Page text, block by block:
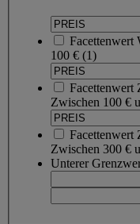
Facettenwert
100 € (1)
Facettenwert
Zwischen 100 €
Facettenwert
Zwischen 300 €
Unterer